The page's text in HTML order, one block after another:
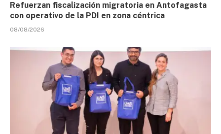
Refuerzan fiscalización migratoria en Antofagasta
con operativo de la PDI en zona céntrica
08/08/2026